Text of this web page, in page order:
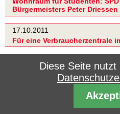
Bürgermeisters Peter Driessen
17.10.2011
Für eine Verbraucherzentrale
16.09.2011
Symbiose aus Gesamtschule
SPD Bedburg-Hau fordert
Diese Seite nutzt